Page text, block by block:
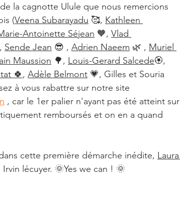
Edgar Morin
la cagnotte Ulule que nous remercions
(Veena Subarayadu 🥰, Kathleen
Antoinette Séjean 🧡, Vlad
Sende Jean 😎 , Adrien Naeem 🌿 , Muriel
Maussion 🌳, Louis-Gerard Salcede🏵️,
🍀, Adèle Belmont 💗, Gilles et Souria
à vous rabattre sur notre site
, car le 1er palier n'ayant pas été atteint sur
remboursés et on en a quand
cette première démarche inédite, Laura
Irvin lécuyer. 🌞Yes we can ! 🌞